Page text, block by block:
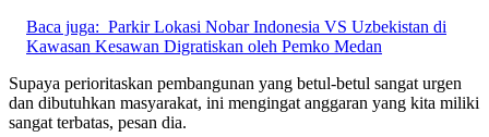
Baca juga: Parkir Lokasi Nobar Indonesia VS Uzbekistan di
Kawasan Kesawan Digratiskan oleh Pemko Medan
Supaya perioritaskan pembangunan yang betul-betul sangat urgen
dan dibutuhkan masyarakat, ini mengingat anggaran yang kita miliki
sangat terbatas, pesan dia.